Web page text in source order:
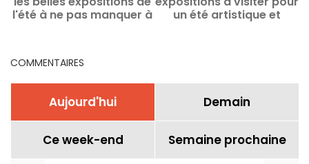
l'été à ne pas manquer à
un été artistique et
COMMENTAIRES
Aujourd'hui Demain
Ce week-end Semaine prochaine